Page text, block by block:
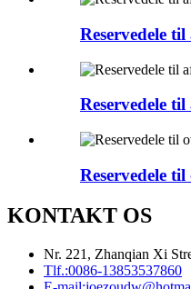
Reservedele
Reservedele
Reservedele
KONTAKT OS
Nr. 221, Zhanqian Xi
Tlf.:0086-13853537860